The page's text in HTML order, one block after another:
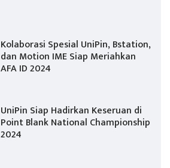
Kolaborasi Spesial UniPin, Bstation,
dan Motion IME Siap Meriahkan
AFA ID 2024
UniPin Siap Hadirkan Keseruan di
Point Blank National Championship
2024